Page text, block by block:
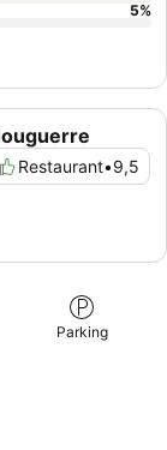
Restaurant•9,5
5%
Parking